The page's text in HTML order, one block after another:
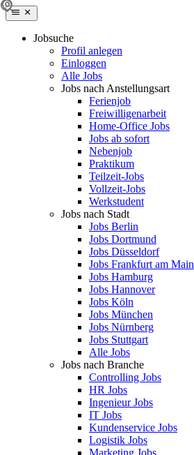
Jobsuche
Profil anlegen
Einloggen
Alle Jobs
Jobs nach Anstellungsart
Ferienjob
Freiwilligenarbeit
Home-Office Jobs
Jobs ab sofort
Nebenjob
Praktikum
Teilzeit-Jobs
Vollzeit-Jobs
Werkstudent
Jobs nach Stadt
Jobs Berlin
Jobs Dortmund
Jobs Düsseldorf
Jobs Frankfurt am Main
Jobs Hamburg
Jobs Hannover
Jobs Köln
Jobs München
Jobs Nürnberg
Jobs Stuttgart
Alle Jobs
Jobs nach Branche
Controlling Jobs
HR Jobs
Ingenieur Jobs
IT Jobs
Kundenservice Jobs
Logistik Jobs
Marketing Jobs